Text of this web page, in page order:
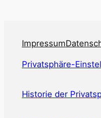
Impressum
Privatsphäre-
Historie der